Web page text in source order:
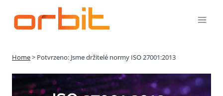
obsah
Home> Potvrzeno: Jsme držitelé normy ISO 27001:2013